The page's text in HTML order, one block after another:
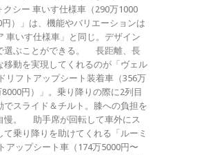
シー 車いす仕様車（290万1000
円）」は、機能やバリエーションは
車いす仕様車」と同じ。デザイン
選ぶことができる。 長距離、長
移動を実現してくれるのが「ヴェル
リフトアップシート装着車（356万
8000円）」。乗り降りの際に2列目
でスライド＆チルト。膝への負担を
慢。 助手席が回転して車外にス
て乗り降りを助けてくれる「ルーミ
アップシート車（174万5000円〜